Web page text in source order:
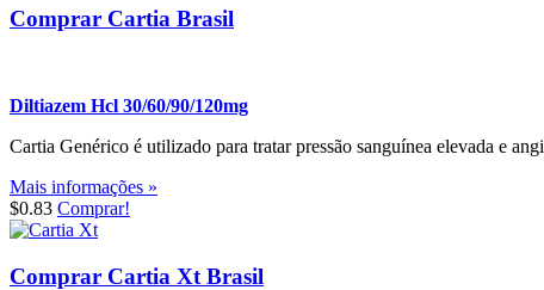
Comprar Cartia Brasil
Diltiazem Hcl 30/60/90/120mg
Cartia Genérico é utilizado para tratar pressão sanguínea elevada e
Mais informações »
$0.83 Comprar!
Comprar Cartia Xt Brasil